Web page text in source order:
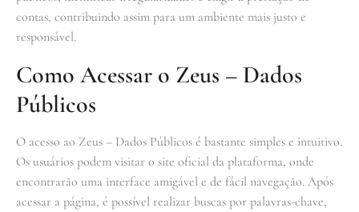
contas, contribuindo assim para um ambiente mais justo e
responsável.
Como Acessar o Zeus – Dados
Públicos
O acesso ao Zeus – Dados Públicos é bastante simples e intuitivo.
Os usuários podem visitar o site oficial da plataforma, onde
encontrarão uma interface amigável e de fácil navegação. Após
acessar a página, é possível realizar buscas por palavras-chave,